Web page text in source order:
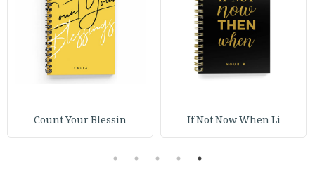
If Not Now When Li
Count Your Blessin
1
2
3
4
5